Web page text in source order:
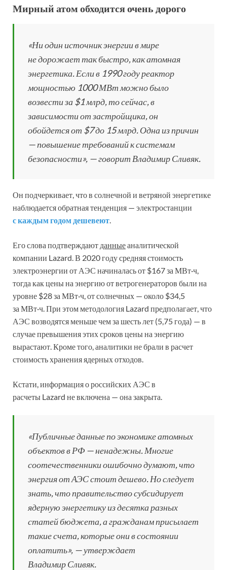
Мирный атом обходится очень дорого
«Ни один источник энергии в мире
не дорожает так быстро, как атомная
энергетика. Если в 1990 году реактор
мощностью 1000 МВт можно было
возвести за $1 млрд, то сейчас, в
зависимости от застройщика, он
обойдется от $7 до 15 млрд. Одна из причин
— повышение требований к системам
безопасности», — говорит Владимир Сливяк.
Он подчеркивает, что в солнечной и ветряной энергетике
наблюдается обратная тенденция — электростанции
с каждым годом дешевеют.
Его слова подтверждают данныеаналитической
компании Lazard. В 2020 году средняя стоимость
электроэнергии от АЭС начиналась от $167 за МВт·ч,
тогда как цены на энергию от ветрогенераторов были на
уровне $28 за МВт·ч, от солнечных — около $34,5
за МВт·ч. При этом методология Lazard предполагает, что
АЭС возводятся меньше чем за шесть лет (5,75 года) — в
случае превышения этих сроков цены на энергию
вырастают. Кроме того, аналитики не брали в расчет
стоимость хранения ядерных отходов.
Кстати, информация о российских АЭС в
расчеты Lazard не включена — она закрыта.
«Публичные данные по экономике атомных
объектов в РФ — ненадежны. Многие
соотечественники ошибочно думают, что
энергия от АЭС стоит дешево. Но следует
знать, что правительство субсидирует
ядерную энергетику из десятка разных
статей бюджета, а гражданам присылает
такие счета, которые они в состоянии
оплатить», — утверждает
Владимир Сливяк.